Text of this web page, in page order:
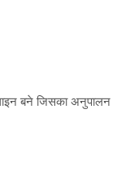
बने जिसका अनुपालन